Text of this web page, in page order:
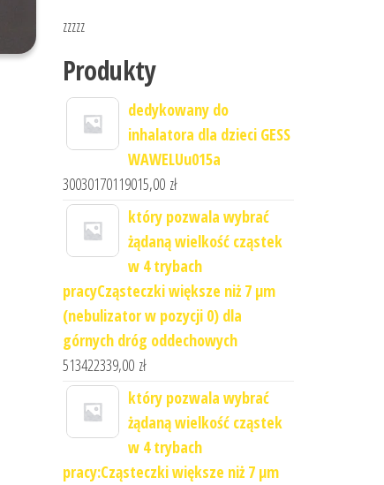
zzzzz
Produkty
dedykowany do
inhalatora dla dzieci GESS
WAWELUu015a
30030170119015,00 zł
który pozwala wybrać
żądaną wielkość cząstek
w 4 trybach
pracyCząsteczki większe niż 7 μm
(nebulizator w pozycji 0) dla
górnych dróg oddechowych
513422339,00 zł
który pozwala wybrać
żądaną wielkość cząstek
w 4 trybach
pracy:Cząsteczki większe niż 7 μm